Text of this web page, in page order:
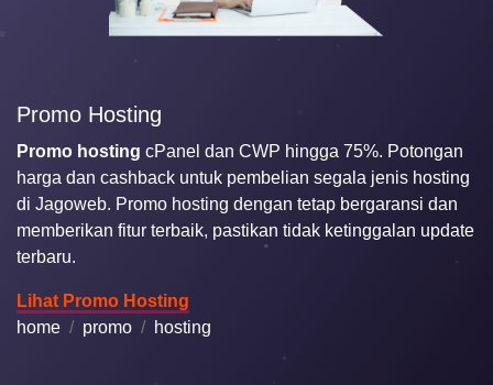
Promo Hosting
Promo hosting cPanel dan CWP hingga 75%. Potongan
harga dan cashback untuk pembelian segala jenis hosting
di Jagoweb. Promo hosting dengan tetap bergaransi dan
memberikan fitur terbaik, pastikan tidak ketinggalan update
terbaru.
Lihat Promo Hosting
home
promo hosting